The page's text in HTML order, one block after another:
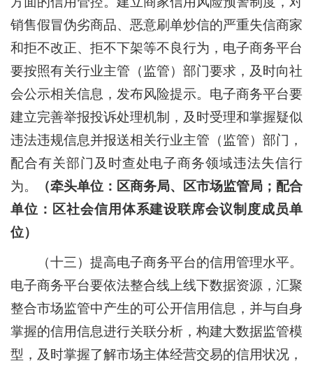
销售假冒伪劣商品、恶意刷单炒信的严重失信商家
和拒不改正、拒不下架等不良行为，电子商务平台
要按照有关行业主管（监管）部门要求，及时向社
会公示相关信息，发布风险提示。电子商务平台要
建立完善举报投诉处理机制，及时受理和掌握疑似
违法违规信息并报送相关行业主管（监管）部门，
配合有关部门及时查处电子商务领域违法失信行
为。
（牵头单位：区商务局、区市场监管局；配合
单位：区社会信用体系建设联席会议制度成员单
位）
（十三）提高电子商务平台的信用管理水平。
电子商务平台要依法整合线上线下数据资源，汇聚
整合市场监管中产生的可公开信用信息，并与自身
掌握的信用信息进行关联分析，构建大数据监管模
型，及时掌握了解市场主体经营交易的信用状况，